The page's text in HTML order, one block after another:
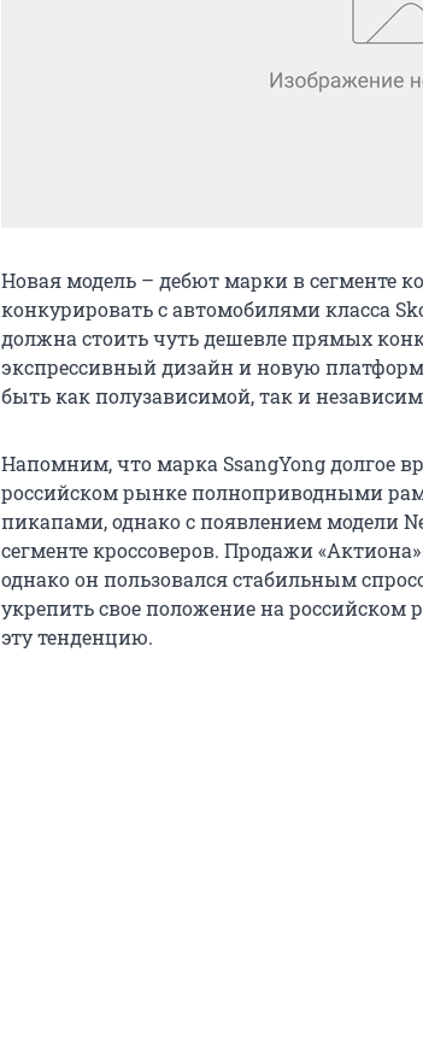
Новая модель – дебют марки в сегменте
конкурировать с автомобилями класса
должна стоить чуть дешевле прямых
экспрессивный дизайн и новую
быть как полузависимой, так и
Напомним, что марка SsangYong долгое
российском рынке полноприводными
пикапами, однако с появлением модели
сегменте кроссоверов. Продажи
однако он пользовался стабильным
укрепить свое положение на
эту тенденцию.